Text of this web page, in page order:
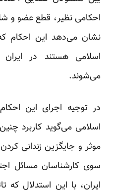
احکامی نظیر، قطع عضو و
نشان می‌دهد این احکام
اسلامی هستند در
می‌شوند.
در توجیه اجرای این
اسلامی می‌گوید کاربرد
موثر و جایگزین زندانی
سوی کار‌شناسان مسائل
ایران، با این استدلال که